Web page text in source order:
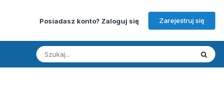
Posiadasz konto? Zaloguj się Zarejestruj się